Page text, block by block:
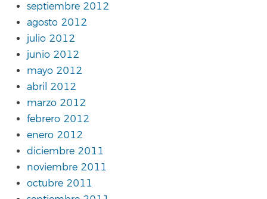
septiembre 2012
agosto 2012
julio 2012
junio 2012
mayo 2012
abril 2012
marzo 2012
febrero 2012
enero 2012
diciembre 2011
noviembre 2011
octubre 2011